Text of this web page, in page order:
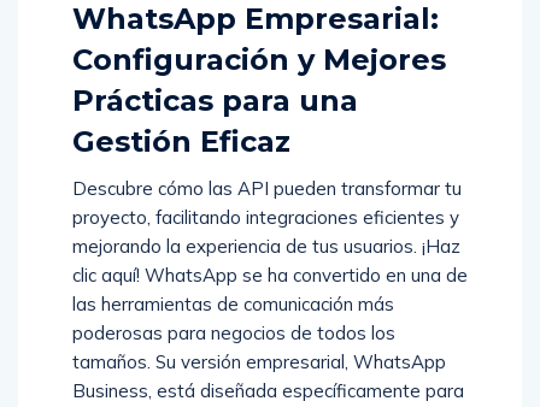
WhatsApp Empresarial:
Configuración y Mejores
Prácticas para una
Gestión Eficaz
Descubre cómo las API pueden transformar tu
proyecto, facilitando integraciones eficientes y
mejorando la experiencia de tus usuarios. ¡Haz
clic aquí! WhatsApp se ha convertido en una de
las herramientas de comunicación más
poderosas para negocios de todos los
tamaños. Su versión empresarial, WhatsApp
Business, está diseñada específicamente para